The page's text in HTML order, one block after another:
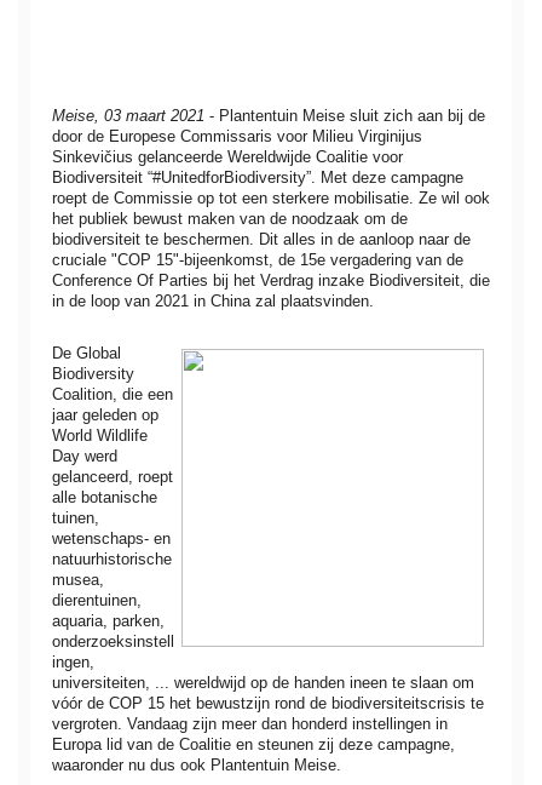
Meise, 03 maart 2021 - Plantentuin Meise sluit zich aan bij de
door de Europese Commissaris voor Milieu Virginijus
Sinkevičius gelanceerde Wereldwijde Coalitie voor
Biodiversiteit “#UnitedforBiodiversity”. Met deze campagne
roept de Commissie op tot een sterkere mobilisatie. Ze wil ook
het publiek bewust maken van de noodzaak om de
biodiversiteit te beschermen. Dit alles in de aanloop naar de
cruciale "COP 15"-bijeenkomst, de 15e vergadering van de
Conference Of Parties bij het Verdrag inzake Biodiversiteit, die
in de loop van 2021 in China zal plaatsvinden.
De Global
Biodiversity
Coalition, die een
jaar geleden op
World Wildlife
Day werd
gelanceerd, roept
alle botanische
tuinen,
wetenschaps- en
natuurhistorische
musea,
dierentuinen,
aquaria, parken,
onderzoeksinstell
ingen,
universiteiten, ... wereldwijd op de handen ineen te slaan om
vóór de COP 15 het bewustzijn rond de biodiversiteitscrisis te
vergroten. Vandaag zijn meer dan honderd instellingen in
Europa lid van de Coalitie en steunen zij deze campagne,
waaronder nu dus ook Plantentuin Meise.